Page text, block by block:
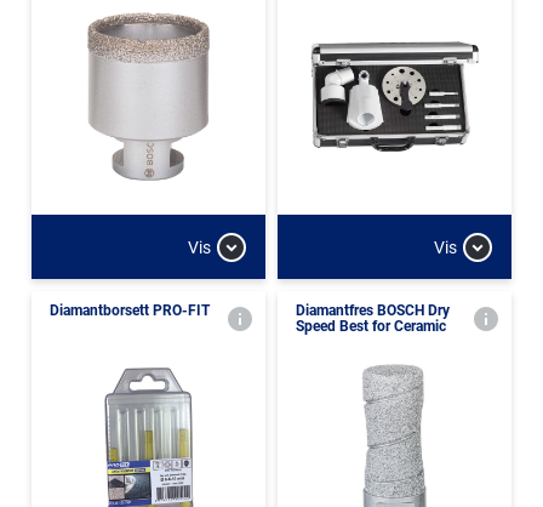
Vis Vis
Diamantborsett PRO-FIT
Diamantfres BOSCH Dry
Speed Best for Ceramic